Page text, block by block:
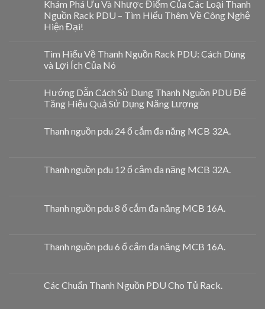
Khám Phá Ưu Và Nhược Điểm Của Các Loại Thanh
Nguồn Rack PDU – Tìm Hiểu Thêm Về Công Nghệ
Hiện Đại!
Tìm Hiểu Về Thanh Nguồn Rack PDU: Cách Dùng
và Lợi Ích Của Nó
Hướng Dẫn Cách Sử Dụng Thanh Nguồn PDU Để
Tăng Hiệu Quả Sử Dụng Năng Lượng
Thanh nguồn pdu 24 ổ cắm đa năng MCB 32A.
Thanh nguồn pdu 12 ổ cắm đa năng MCB 32A.
Thanh nguồn pdu 8 ổ cắm đa năng MCB 16A.
Thanh nguồn pdu 6 ổ cắm đa năng MCB 16A.
Các Chuẩn Thanh Nguồn PDU Cho Tủ Rack.